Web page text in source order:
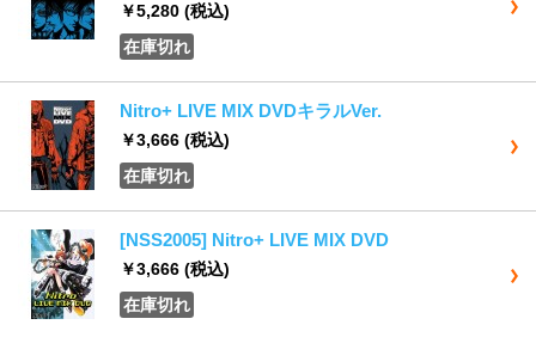
￥5,280 (税込)
在庫切れ
Nitro+ LIVE MIX DVDキラルVer.
￥3,666 (税込)
在庫切れ
[NSS2005] Nitro+ LIVE MIX DVD
￥3,666 (税込)
在庫切れ